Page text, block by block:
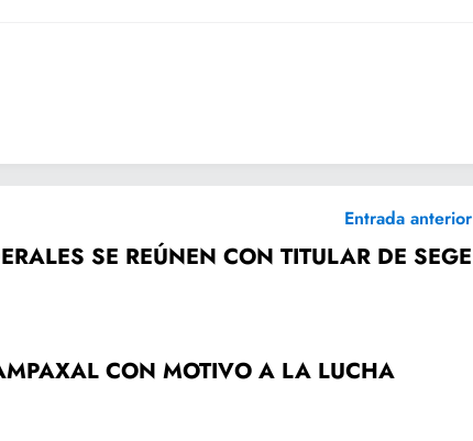
Entrada anterior
SE REÚNEN CON TITULAR DE SEGE
A LA LUCHA